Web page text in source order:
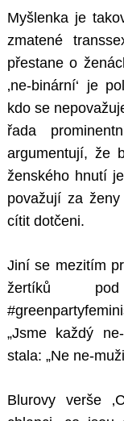
Myšlenka je
zmatené
přestane o
‚ne-binární‘ je
kdo se
řada
argumentují, že
ženského hnutí
považují za
cítit dotčeni.
Jiní se mezitím
žertíků pod
„Jsme každý
stala: „Ne ne-
Blurovy verše